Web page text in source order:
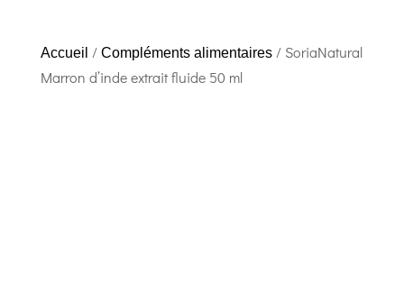
Accueil / Compléments alimentaires/ SoriaNatural
Marron d’inde extrait fluide 50 ml